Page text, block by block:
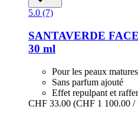
5.0 (7)
SANTAVERDE
30 ml
Pour les peaux matures
Sans parfum ajouté
Effet repulpant et
CHF 33.00 (CHF 1 100.00 /